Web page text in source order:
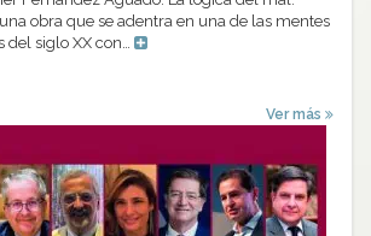
obra que se adentra en una de las mentes
del siglo XX con…
Ver más